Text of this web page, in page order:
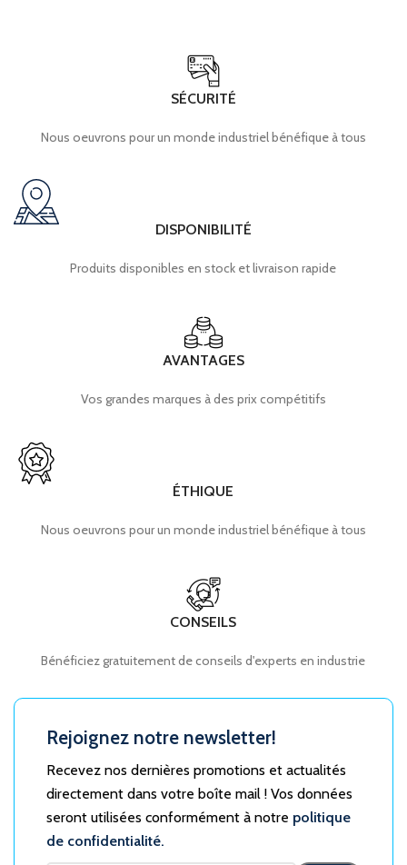
SÉCURITÉ
Nous oeuvrons pour un monde industriel bénéfique à tous
DISPONIBILITÉ
Produits disponibles en stock et livraison rapide
AVANTAGES
Vos grandes marques à des prix compétitifs
ÉTHIQUE
Nous oeuvrons pour un monde industriel bénéfique à tous
CONSEILS
Bénéficiez gratuitement de conseils d'experts en industrie
Rejoignez notre newsletter!
Recevez nos dernières promotions et actualités
directement dans votre boîte mail ! Vos données
seront utilisées conformément à notre politique
de confidentialité.